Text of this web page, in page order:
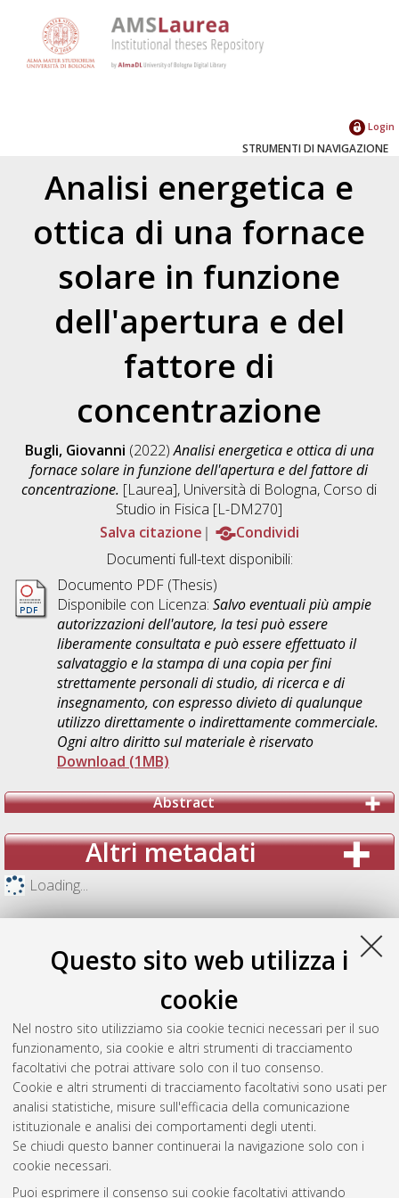
Questo sito web utilizza i
cookie
Nel nostro sito utilizziamo sia cookie tecnici necessari per il suo
funzionamento, sia cookie e altri strumenti di tracciamento
facoltativi che potrai attivare solo con il tuo consenso.
Cookie e altri strumenti di tracciamento facoltativi sono usati per
analisi statistiche, misure sull'efficacia della comunicazione
istituzionale e analisi dei comportamenti degli utenti.
Se chiudi questo banner continuerai la navigazione solo con i
cookie necessari.
Puoi esprimere il consenso sui cookie facoltativi attivando
Login
STRUMENTI DI NAVIGAZIONE
Analisi energetica e
ottica di una fornace
solare in funzione
dell'apertura e del
fattore di
concentrazione
Bugli, Giovanni (2022)Analisi energetica e ottica di una
fornace solare in funzione dell'apertura e del fattore di
concentrazione. [Laurea], Università di Bologna, Corso di
Studio in Fisica [L-DM270]
Salva citazione
Condividi
Documenti full-text disponibili:
Documento PDF (Thesis)
Disponibile con Licenza: Salvo eventuali più ampie
autorizzazioni dell'autore, la tesi può essere
liberamente consultata e può essere effettuato il
salvataggio e la stampa di una copia per fini
strettamente personali di studio, di ricerca e di
insegnamento, con espresso divieto di qualunque
utilizzo direttamente o indirettamente commerciale.
Ogni altro diritto sul materiale è riservato
Download (1MB)
Abstract
Altri metadati
Loading...
Gestione del documento:
Atom